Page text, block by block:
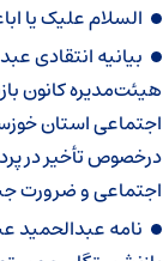
السلام علیک یا
بیانیه انتقادی
هیئت‌مدیره کانون
اجتماعی استان
درخصوص تأخیر در
اجتماعی و ضرورت
نامه عبدالحمید